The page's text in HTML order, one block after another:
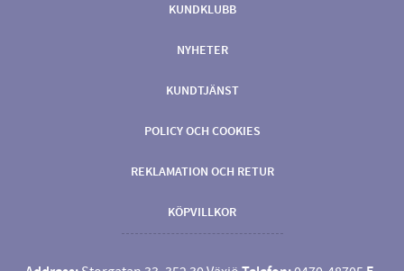
KUNDKLUBB
NYHETER
KUNDTJÄNST
POLICY OCH COOKIES
REKLAMATION OCH RETUR
KÖPVILLKOR